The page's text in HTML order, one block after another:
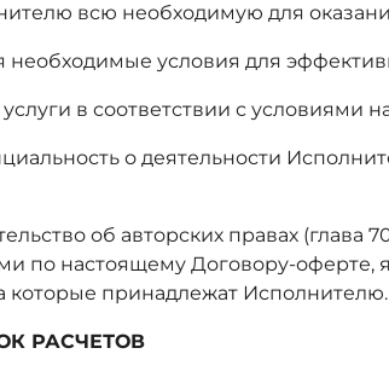
всю необходимую для
необходимые условия для
в соответствии с условиями
о деятельности
об авторских правах
по настоящему Договору-оферте,
которые принадлежат Исполнителю.
РАСЧЕТОВ